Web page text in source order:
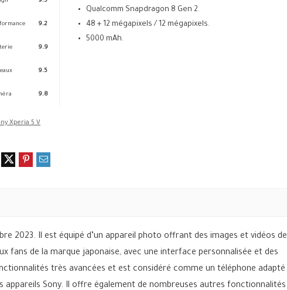
9.2
9.9
9.5
9.8
Qualcomm Snapdragon 8 Gen 2.
48 + 12 mégapixels / 12 mégapixels.
5000 mAh.
2023. Il est équipé d’un appareil photo offrant des images et vidéos de
fans de la marque japonaise, avec une interface personnalisée et des
très avancées et est considéré comme un téléphone adapté
appareils Sony. Il offre également de nombreuses autres fonctionnalités